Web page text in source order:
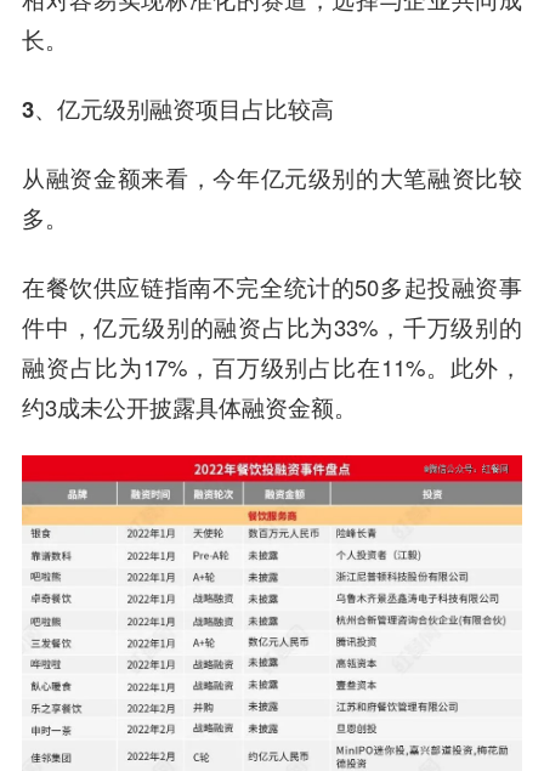
长。
3、亿元级别融资项目占比较高
从融资金额来看，今年亿元级别的大笔融资比较
多。
在餐饮供应链指南不完全统计的50多起投融资事
件中，亿元级别的融资占比为33%，千万级别的
融资占比为17%，百万级别占比在11%。此外，
约3成未公开披露具体融资金额。